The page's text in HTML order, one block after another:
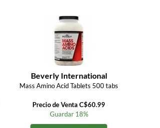
Beverly International
Mass Amino Acid Tablets 500 tabs
Precio de Venta C$60.99
Guardar 18%